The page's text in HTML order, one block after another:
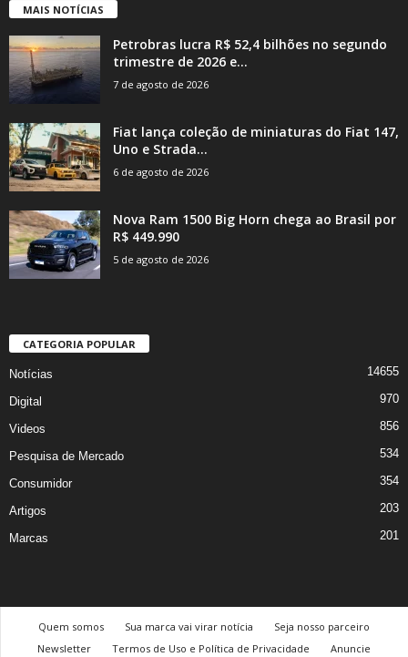
MAIS NOTÍCIAS
Petrobras lucra R$ 52,4 bilhões no segundo
trimestre de 2026 e...
7 de agosto de 2026
Fiat lança coleção de miniaturas do Fiat 147,
Uno e Strada...
6 de agosto de 2026
Nova Ram 1500 Big Horn chega ao Brasil por
R$ 449.990
5 de agosto de 2026
CATEGORIA POPULAR
Notícias 14655
Digital 970
Videos 856
Pesquisa de Mercado 534
Consumidor 354
Artigos 203
Marcas 201
Quem somos Sua marca vai virar notícia
Seja nosso parceiro
Newsletter
Termos de Uso e Política de Privacidade Anuncie